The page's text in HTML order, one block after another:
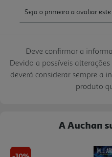
Deve confirmar a
Devido a possíveis
deverá considerar sempre a
produto
A Auchan